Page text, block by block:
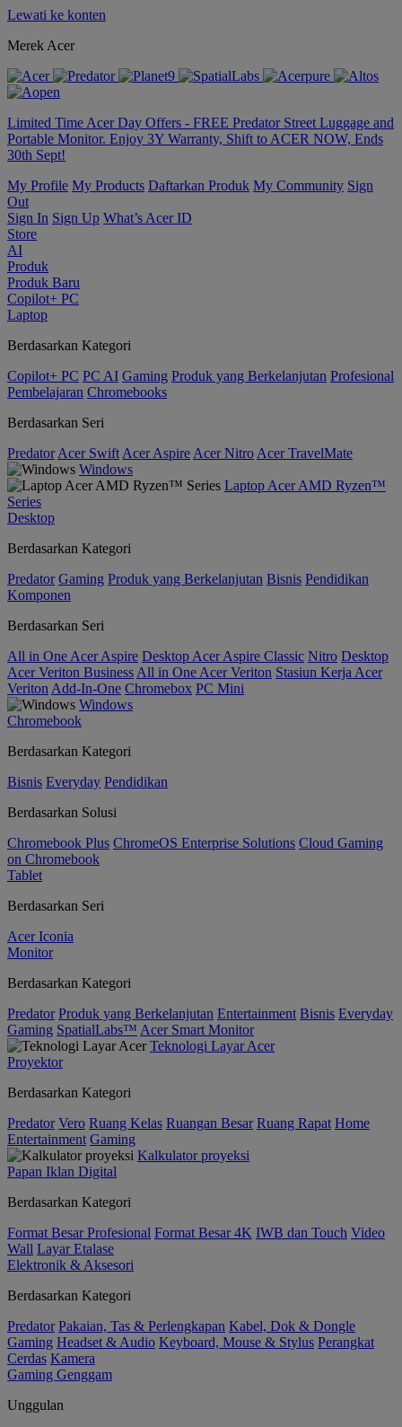
Lewati ke konten
Merek Acer
Limited Time Acer Day Offers - FREE Predator Street Luggage and
Portable Monitor. Enjoy 3Y Warranty, Shift to ACER NOW, Ends
30th Sept!
My Profile My Products Daftarkan Produk My Community Sign
Out
Sign In Sign Up What’s Acer ID
Store
AI
Produk
Produk Baru
Copilot+ PC
Laptop
Berdasarkan Kategori
Copilot+ PC PC AI Gaming Produk yang Berkelanjutan Profesional
Pembelajaran Chromebooks
Berdasarkan Seri
Predator Acer Swift Acer Aspire Acer Nitro Acer TravelMate
Windows
Laptop Acer AMD Ryzen™
Series
Desktop
Berdasarkan Kategori
Predator Gaming Produk yang Berkelanjutan Bisnis Pendidikan
Komponen
Berdasarkan Seri
All in One Acer Aspire Desktop Acer Aspire Classic Nitro Desktop
Acer Veriton Business All in One Acer Veriton Stasiun Kerja Acer
Veriton Add-In-One Chromebox PC Mini
Windows
Chromebook
Berdasarkan Kategori
Bisnis Everyday Pendidikan
Berdasarkan Solusi
Chromebook Plus ChromeOS Enterprise Solutions Cloud Gaming
on Chromebook
Tablet
Berdasarkan Seri
Acer Iconia
Monitor
Berdasarkan Kategori
Predator Produk yang Berkelanjutan Entertainment Bisnis Everyday
Gaming SpatialLabs™ Acer Smart Monitor
Teknologi Layar Acer
Proyektor
Berdasarkan Kategori
Predator Vero Ruang Kelas Ruangan Besar Ruang Rapat Home
Entertainment Gaming
Kalkulator proyeksi
Papan Iklan Digital
Berdasarkan Kategori
Format Besar Profesional Format Besar 4K IWB dan Touch Video
Wall Layar Etalase
Elektronik & Aksesori
Berdasarkan Kategori
Predator Pakaian, Tas & Perlengkapan Kabel, Dok & Dongle
Gaming Headset & Audio Keyboard, Mouse & Stylus Perangkat
Cerdas Kamera
Gaming Genggam
Unggulan